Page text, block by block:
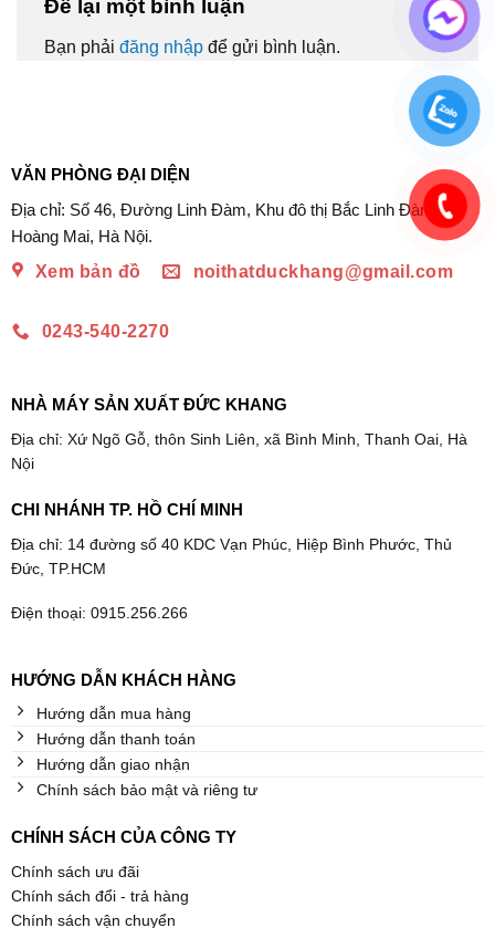
Để lại một bình luận
Bạn phải đăng nhập để gửi bình luận.
VĂN PHÒNG ĐẠI DIỆN
Địa chỉ: Số 46, Đường Linh Đàm, Khu đô thị Bắc Linh Đàm,
Hoàng Mai, Hà Nội.
Xem bản đồ
noithatduckhang@gmail.com
0243-540-2270
NHÀ MÁY SẢN XUẤT ĐỨC KHANG
Địa chỉ: Xứ Ngõ Gỗ, thôn Sinh Liên, xã Bình Minh, Thanh Oai, Hà
Nội
CHI NHÁNH TP. HỒ CHÍ MINH
Địa chỉ: 14 đường số 40 KDC Vạn Phúc, Hiệp Bình Phước, Thủ
Đức, TP.HCM
Điện thoại: 0915.256.266
HƯỚNG DẪN KHÁCH HÀNG
Hướng dẫn mua hàng
Hướng dẫn thanh toán
Hướng dẫn giao nhận
Chính sách bảo mật và riêng tư
CHÍNH SÁCH CỦA CÔNG TY
Chính sách ưu đãi
Chính sách đổi - trả hàng
Chính sách vận chuyển